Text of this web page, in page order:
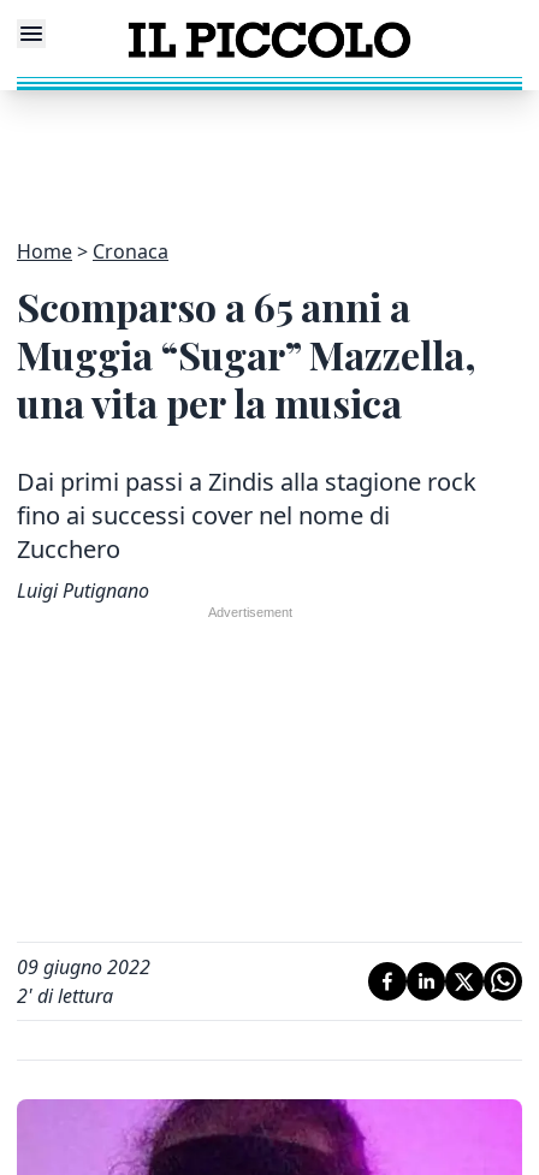
Home Cronaca
Scomparso a 65 anni a
Muggia “Sugar” Mazzella,
una vita per la musica
Dai primi passi a Zindis alla stagione rock
fino ai successi cover nel nome di
Zucchero
Luigi Putignano
09 giugno 2022
2' di lettura